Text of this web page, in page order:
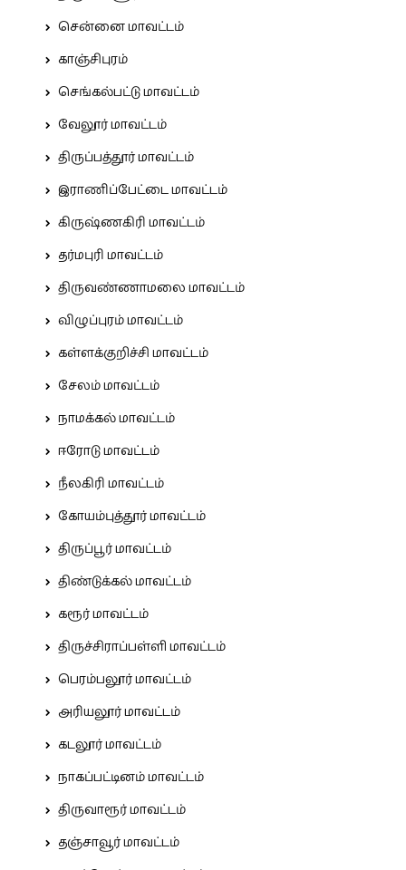
சென்னை மாவட்டம்
காஞ்சிபுரம்
செங்கல்பட்டு மாவட்டம்
வேலூர் மாவட்டம்
திருப்பத்தூர் மாவட்டம்
இராணிப்பேட்டை மாவட்டம்
கிருஷ்ணகிரி மாவட்டம்
தர்மபுரி மாவட்டம்
திருவண்ணாமலை மாவட்டம்
விழுப்புரம் மாவட்டம்
கள்ளக்குறிச்சி மாவட்டம்
சேலம் மாவட்டம்
நாமக்கல் மாவட்டம்
ஈரோடு மாவட்டம்
நீலகிரி மாவட்டம்
கோயம்புத்தூர் மாவட்டம்
திருப்பூர் மாவட்டம்
திண்டுக்கல் மாவட்டம்
கரூர் மாவட்டம்
திருச்சிராப்பள்ளி மாவட்டம்
பெரம்பலூர் மாவட்டம்
அரியலூர் மாவட்டம்
கடலூர் மாவட்டம்
நாகப்பட்டினம் மாவட்டம்
திருவாரூர் மாவட்டம்
தஞ்சாவூர் மாவட்டம்